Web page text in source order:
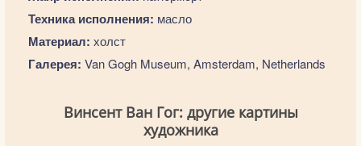
Техника исполнения: масло
Материал: холст
Галерея: Van Gogh Museum, Amsterdam, Netherlands
Винсент Ван Гог: другие картины
художника